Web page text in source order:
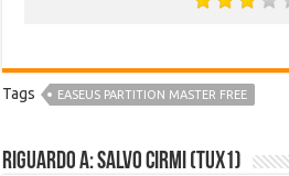
Tags EASEUS PARTITION MASTER FREE
Riguardo a: Salvo Cirmi (Tux1)